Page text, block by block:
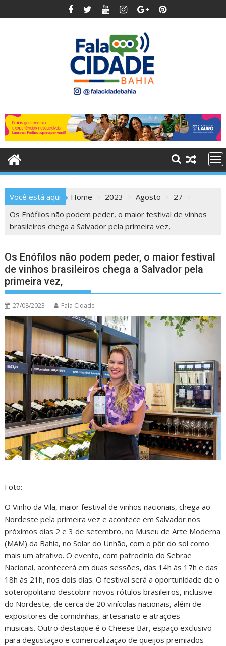
to
Você está aqui Home 2023 Agosto
27
Os Enófilos não podem peder, o maior festival de vinhos
brasileiros chega a Salvador pela primeira vez,
Os Enófilos não podem peder, o maior festival
de vinhos brasileiros chega a Salvador pela
primeira vez,
27/08/2023 Fala Cidade
Foto:
O Vinho da Vila, maior festival de vinhos nacionais, chega ao
Nordeste pela primeira vez e acontece em Salvador nos
próximos dias 2 e 3 de setembro, no Museu de Arte Moderna
(MAM) da Bahia, no Solar do Unhão, com o pôr do sol como
mais um atrativo. O evento, com patrocínio do Sebrae
Nacional, acontecerá em duas sessões, das 14h às 17h e das
18h às 21h, nos dois dias. O festival será a oportunidade de o
soteropolitano descobrir novos rótulos brasileiros, inclusive
do Nordeste, de cerca de 20 vinícolas nacionais, além de
expositores de comidinhas, artesanato e atrações
musicais. Outro destaque é o Cheese Bar, espaço exclusivo
para degustação e comercialização de queijos premiados